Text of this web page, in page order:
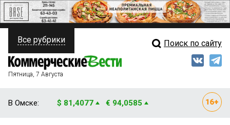
ПОЛИТИКА
ФИНАНСЫ
Свежий выпуск
Все рубрики Поиск по сайту
Пятница, 7 Августа
В Омске: $ 81,4077 € 94,0585